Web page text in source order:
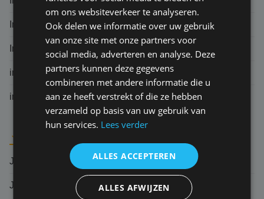
Ingebrekestelling
Indirecte schade
inlooprisico
informatieplicht verzekeringnemer
J
Jurisprudentie
Jurisdictie
om ons websiteverkeer te analyseren.
Ook delen we informatie over uw gebruik
van onze site met onze partners voor
social media, adverteren en analyse. Deze
partners kunnen deze gegevens
combineren met andere informatie die u
aan ze heeft verstrekt of die ze hebben
verzameld op basis van uw gebruik van
hun services. Lees verder
ALLES ACCEPTEREN
ALLES AFWIJZEN